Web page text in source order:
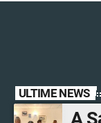
ULTIME NEWS